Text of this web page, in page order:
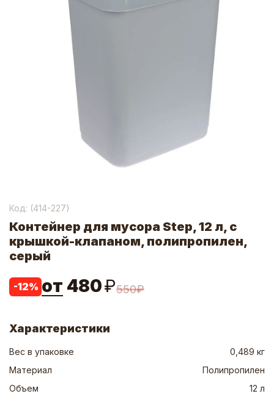
Код: (414-227)
Контейнер для мусора Step, 12 л, с
крышкой-клапаном, полипропилен,
серый
-12% от 480₽550₽
Характеристики
Вес в упаковке
0,489 кг
Материал
Полипропилен
Объем
12 л